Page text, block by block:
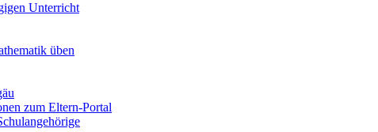
Unterricht
üben
zum Eltern-Portal